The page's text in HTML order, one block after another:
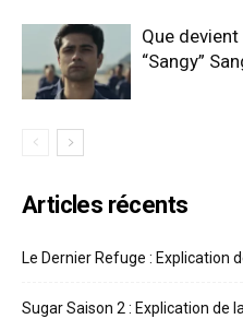
Que
“Sangy”
Articles récents
Le Dernier Refuge : Explication
Sugar Saison 2 : Explication de